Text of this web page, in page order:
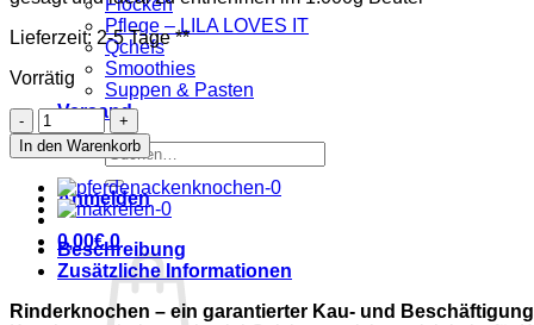
Flocken
Pflege – LILA LOVES IT
Qchefs
Smoothies
Suppen & Pasten
Versand
Suchen
nach:
Anmelden
0,00€ 0
Lieferzeit: 2-5 Tage**
Vorrätig
große
Rinderknochen
Menge
In den Warenkorb
Beschreibung
Zusätzliche Informationen
Rinderknochen – ein garantierter Kau- und